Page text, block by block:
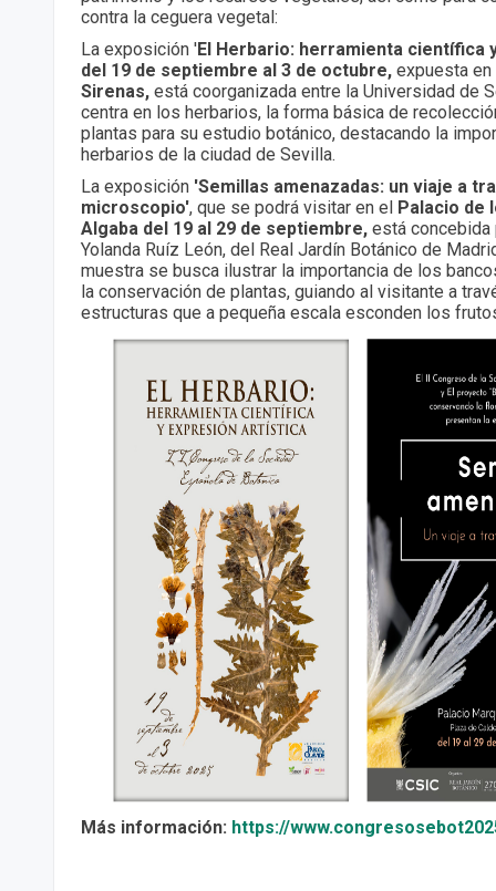
contra la ceguera vegetal:
La exposición 'El Herbario: herramienta científica
del 19 de septiembre al 3 de octubre, expuesta
Sirenas, está coorganizada entre la Universidad de
centra en los herbarios, la forma básica de
plantas para su estudio botánico, destacando la
herbarios de la ciudad de Sevilla.
La exposición 'Semillas amenazadas: un viaje a
microscopio', que se podrá visitar en el
Palacio de
Algaba del 19 al 29 de septiembre, está
Yolanda Ruíz León, del Real Jardín Botánico de
muestra se busca ilustrar la importancia de los
la conservación de plantas, guiando al visitante a
estructuras que a pequeña escala esconden los
Más información: https://